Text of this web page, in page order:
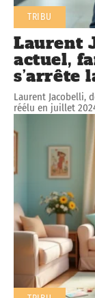
TRIBU
Laurent
actuel,
s’arrête
Laurent Jacobelli,
réélu en juillet